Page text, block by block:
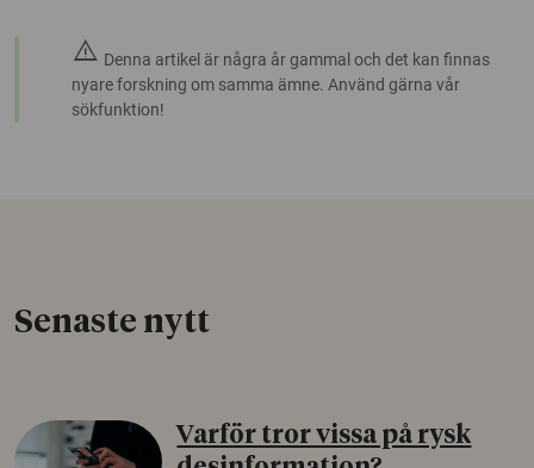
warning Denna artikel är några år gammal och det kan finnas
nyare forskning om samma ämne. Använd gärna vår
sökfunktion!
Senaste nytt
Varför tror vissa på rysk